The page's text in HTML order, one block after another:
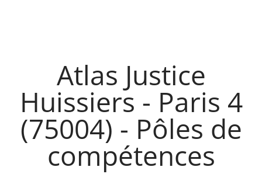
Atlas Justice
Huissiers - Paris 4
(75004) - Pôles de
compétences